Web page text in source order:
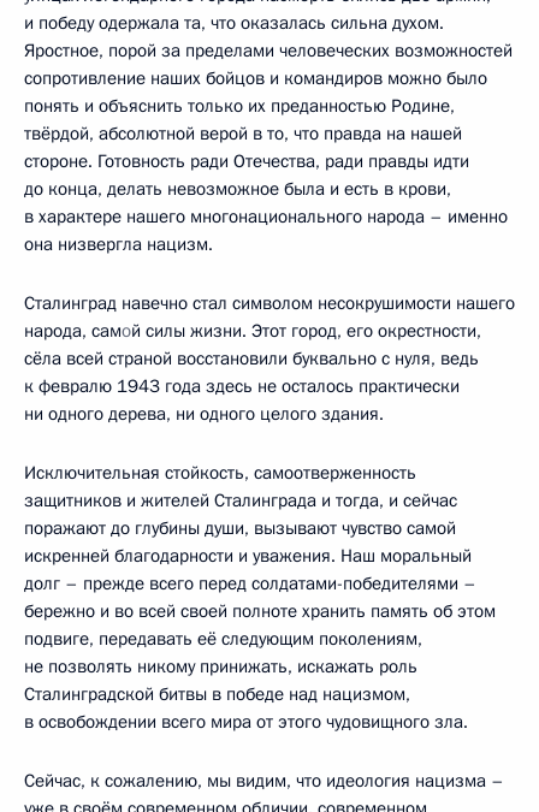
и победу одержала та, что оказалась сильна духом.
Яростное, порой за пределами человеческих возможностей
сопротивление наших бойцов и командиров можно было
понять и объяснить только их преданностью Родине,
твёрдой, абсолютной верой в то, что правда на нашей
стороне. Готовность ради Отечества, ради правды идти
до конца, делать невозможное была и есть в крови,
в характере нашего многонационального народа – именно
она низвергла нацизм.
Сталинград навечно стал символом несокрушимости нашего
народа, самой силы жизни. Этот город, его окрестности,
сёла всей страной восстановили буквально с нуля, ведь
к февралю 1943 года здесь не осталось практически
ни одного дерева, ни одного целого здания.
Исключительная стойкость, самоотверженность
защитников и жителей Сталинграда и тогда, и сейчас
поражают до глубины души, вызывают чувство самой
искренней благодарности и уважения. Наш моральный
долг – прежде всего перед солдатами-победителями –
бережно и во всей своей полноте хранить память об этом
подвиге, передавать её следующим поколениям,
не позволять никому принижать, искажать роль
Сталинградской битвы в победе над нацизмом,
в освобождении всего мира от этого чудовищного зла.
Сейчас, к сожалению, мы видим, что идеология нацизма –